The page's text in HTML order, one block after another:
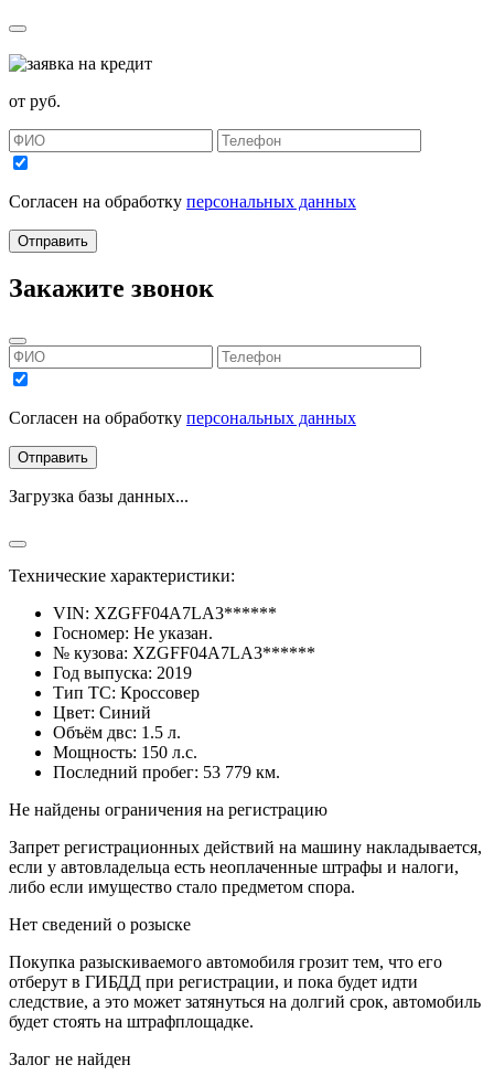
от руб.
Согласен на обработку персональных данных
Отправить
Закажите звонок
Согласен на обработку персональных данных
Отправить
Загрузка базы данных...
Технические характеристики:
VIN: XZGFF04A7LA3******
Госномер: Не указан.
№ кузова: XZGFF04A7LA3******
Год выпуска: 2019
Тип ТС: Кроссовер
Цвет: Синий
Объём двc: 1.5 л.
Мощность: 150 л.с.
Последний пробег: 53 779 км.
Не найдены ограничения на регистрацию
Запрет регистрационных действий на машину накладывается,
если у автовладельца есть неоплаченные штрафы и налоги,
либо если имущество стало предметом спора.
Нет сведений о розыске
Покупка разыскиваемого автомобиля грозит тем, что его
отберут в ГИБДД при регистрации, и пока будет идти
следствие, а это может затянуться на долгий срок, автомобиль
будет стоять на штрафплощадке.
Залог не найден